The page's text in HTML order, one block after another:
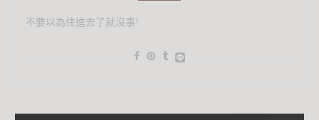
不要以為住進去了就沒事!